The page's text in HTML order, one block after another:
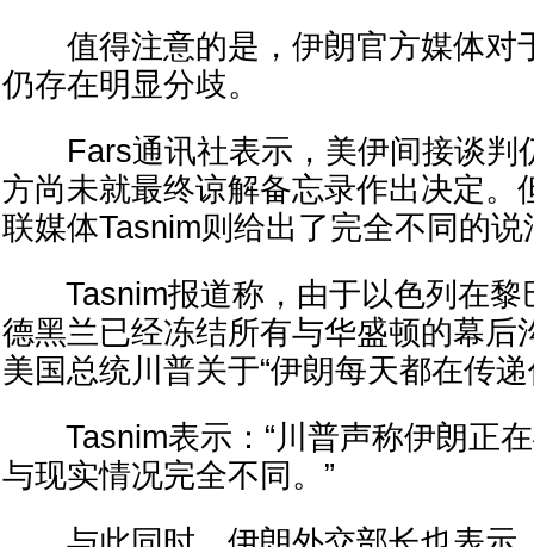
值得注意的是，伊朗官方媒体对
仍存在明显分歧。
Fars通讯社表示，美伊间接谈判
方尚未就最终谅解备忘录作出决定。
联媒体Tasnim则给出了完全不同的说
Tasnim报道称，由于以色列在黎
德黑兰已经冻结所有与华盛顿的幕后
美国总统川普关于“伊朗每天都在传
Tasnim表示：“川普声称伊朗正在
与现实情况完全不同。”